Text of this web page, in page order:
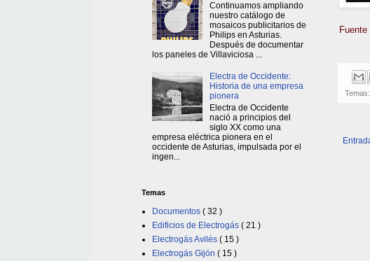
Temas:
Continuamos ampliando
nuestro catálogo de
mosaicos publicitarios de
Philips en Asturias.
Después de documentar
los paneles de Villaviciosa ...
Electra de Occidente:
Historia de una empresa
pionera
Electra de Occidente
nació a principios del
siglo XX como una
empresa eléctrica pionera en el
occidente de Asturias, impulsada por el
ingen...
Temas
Documentos ( 32 )
Edificios de Electrogás ( 21 )
Electrogás Avilés ( 15 )
Electrogás Gijón ( 15 )